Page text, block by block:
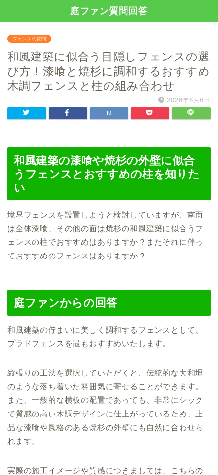
庭ファン質問回答
フェンスの質問
和風建築に似合う目隠しフェンスの選
び方！漆喰と焼杉に調和するおすすめ
木調フェンスと柱の組み合わせ
2026年6月6日
和風建築の漆喰や焼杉の外壁に似合
うフェンスとおすすめの柱を知りた
い
境界フェンスを設置しようと検討していますが、南面
は全体漆喰、その他の面は焼杉の和風建築に似合うフ
ェンスの柱でおすすめはありますか？またそれに伴っ
ておすすめのフェンスはありますか？
庭ファンからの回答
和風建築の佇まいに美しく調和するフェンスとして、
プラドフェンスを最もおすすめいたします。
縦張りの工法を選択していただくと、伝統的な大和塀
のような落ち着いた雰囲気に寄せることができます。
また、一般的な横板の配置であっても、非常にシック
で質感の高い木調デザインに仕上がっているため、上
品な漆喰や風格のある焼杉の外壁にも自然に合わせら
れます。
実際の施工イメージや質感につきましては、こちらの